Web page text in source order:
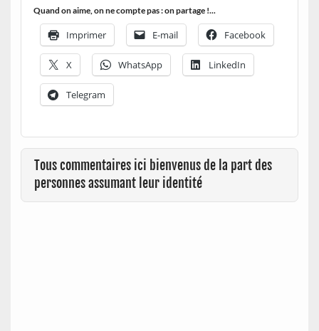
Quand on aime, on ne compte pas : on partage !...
Imprimer E-mail Facebook
X WhatsApp LinkedIn
Telegram
Tous commentaires ici bienvenus de la part des
personnes assumant leur identité